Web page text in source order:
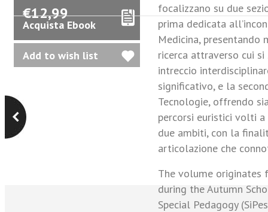
€12,99
Acquista Ebook
focalizzano su due
prima dedicata
Medicina,
ricerca attraverso cui
intreccio
significativo, e la
Tecnologie, offrendo
percorsi euristici volti
due ambiti, con la
articolazione che
The volume originates
during the Autumn
Special Pedagogy